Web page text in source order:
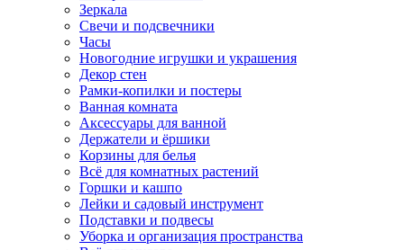
Зеркала
Свечи и подсвечники
Часы
Новогодние игрушки и украшения
Декор стен
Рамки-копилки и постеры
Ванная комната
Аксессуары для ванной
Держатели и ёршики
Корзины для белья
Всё для комнатных растений
Горшки и кашпо
Лейки и садовый инструмент
Подставки и подвесы
Уборка и организация пространства